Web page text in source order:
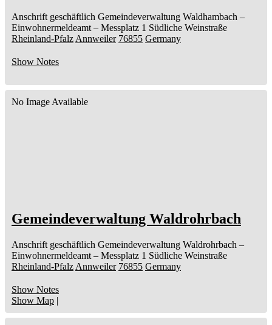
Anschrift geschäftlich Gemeindeverwaltung Waldhambach –
Einwohnermeldeamt – Messplatz 1 Südliche Weinstraße
Rheinland-Pfalz Annweiler 76855 Germany
Show Notes
No Image Available
Gemeindeverwaltung Waldrohrbach
Anschrift geschäftlich Gemeindeverwaltung Waldrohrbach –
Einwohnermeldeamt – Messplatz 1 Südliche Weinstraße
Rheinland-Pfalz Annweiler 76855 Germany
Show Notes
Show Map |